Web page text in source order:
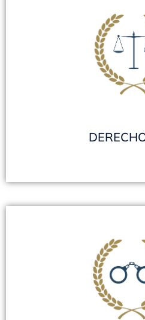
Divorcio por
por Presentación
- Convenio Regulador
Incidente de División de
Alimentos -
Disminución de
Comunicación
Defensas Penales -
Suspensión de juicio a
Juicio de Extradición -
Damnificado) -
prisión - Ejecución de
Juicios abreviados -
Penal